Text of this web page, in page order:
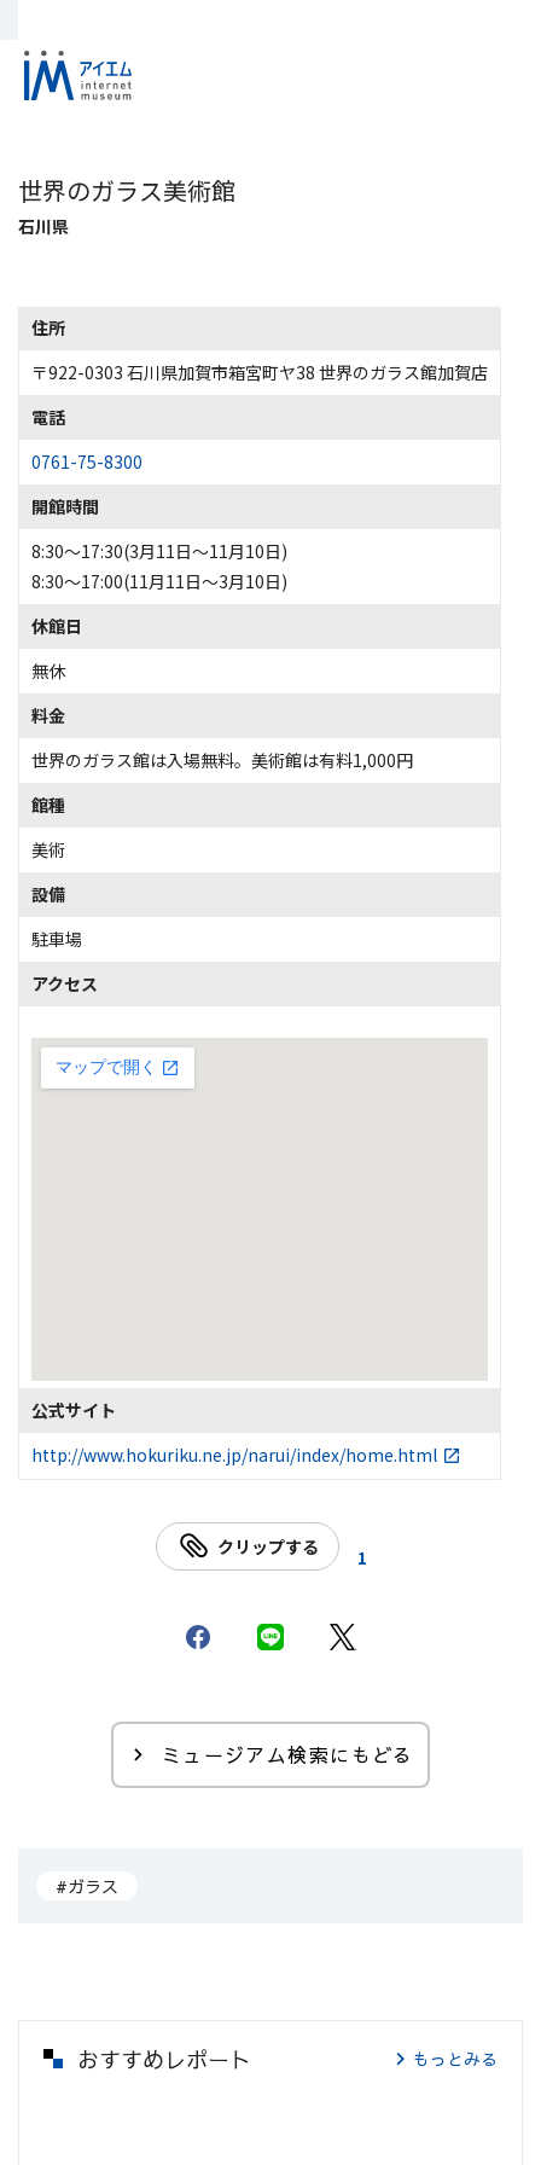
世界のガラス美術館
石川県
住所
〒922-0303 石川県加賀市箱宮町ヤ38 世界のガラス館加賀店
電話
0761-75-8300
開館時間
8:30～17:30(3月11日～11月10日)
8:30～17:00(11月11日～3月10日)
休館日
無休
料金
世界のガラス館は入場無料。美術館は有料1,000円
館種
美術
設備
駐車場
アクセス
公式サイト
http://www.hokuriku.ne.jp/narui/index/home.html
クリップする 1
ミュージアム検索にもどる
#ガラス
おすすめレポート もっとみる